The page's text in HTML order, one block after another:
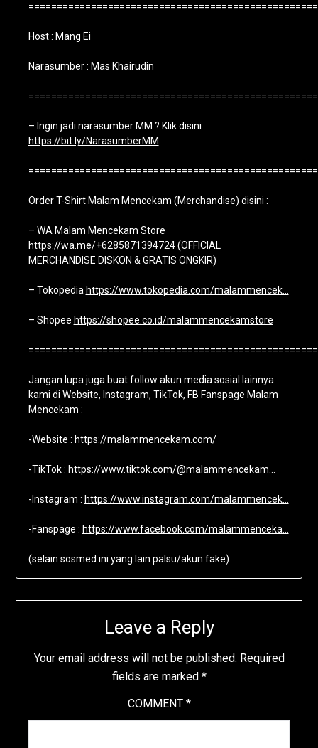
Host : Mang Ei
Narasumber : Mas Khairudin
– Ingin jadi narasumber MM ? Klik disini
https://bit.ly/NarasumberMM
Order T-Shirt Malam Mencekam (Merchandise) disini :
– WA Malam Mencekam Store
https://wa.me/+6285871394724(OFFICIAL
MERCHANDISE DISKON & GRATIS ONGKIR)
– Tokopedia https://www.tokopedia.com/malammencek…
– Shopee https://shopee.co.id/malammencekamstore
Jangan lupa juga buat follow akun media sosial lainnya
kami di Website, Instagram, TikTok, FB Fanspage Malam
Mencekam :
-Website : https://malammencekam.com/
-TikTok : https://www.tiktok.com/@malammencekam…
-Instagram : https://www.instagram.com/malammencek…
-Fanspage : https://www.facebook.com/malammenceka…
(selain sosmed ini yang lain palsu/akun fake)
Leave a Reply
Your email address will not be published. Required
fields are marked *
COMMENT *